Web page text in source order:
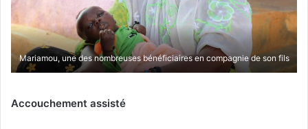
Mariamou, une des nombreuses bénéficiaires en compagnie de son fils
Accouchement assisté